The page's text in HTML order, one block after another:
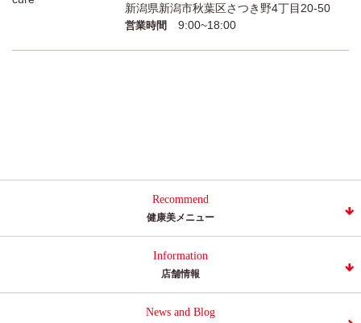
新潟県新潟市秋葉区さつき野4丁目20-50
営業時間 9:00~18:00
Recommend
健康美メニュー
Information
店舗情報
News and Blog